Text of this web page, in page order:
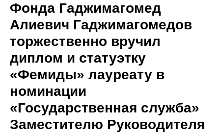
Фонда Гаджимагомед
Алиевич Гаджимагомедов
торжественно вручил
диплом и статуэтку
«Фемиды» лауреату в
номинации
«Государственная служба»
Заместителю Руководителя